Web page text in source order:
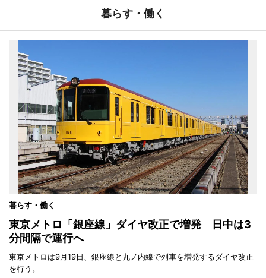
暮らす・働く
暮らす・働く
東京メトロ「銀座線」ダイヤ改正で増発 日中は3
分間隔で運行へ
東京メトロは9月19日、銀座線と丸ノ内線で列車を増発するダイヤ改正
を行う。